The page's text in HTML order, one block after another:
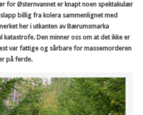
sør for Østernvannet er knapt noen spektakulær
billig fra kolera sammenlignet med
her i utkanten av Bærumsmarka
katastrofe. Den minner oss om at det ikke er
var fattige og sårbare for massemorderen
på ferde.